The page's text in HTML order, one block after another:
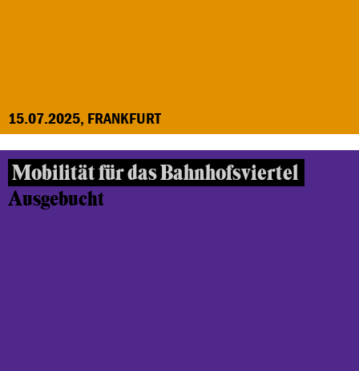
15.07.2025, FRANKFURT
Mobilität für das Bahnhofsviertel
Ausgebucht